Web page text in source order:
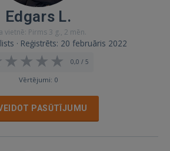
Edgars L.
vietnē: Pirms 3 g., 2 mēn.
· Reģistrēts: 20 februāris 2022
0,0 / 5
Vērtējumi: 0
PASŪTĪJUMU